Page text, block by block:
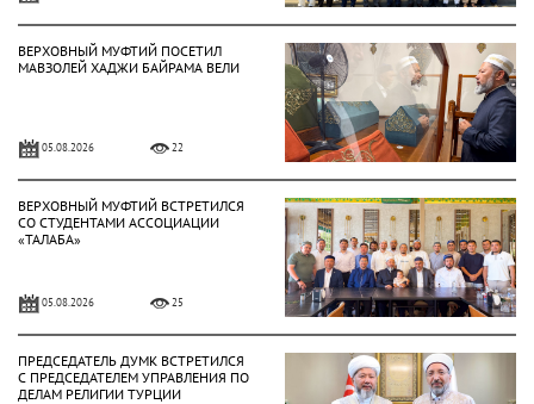
ВЕРХОВНЫЙ МУФТИЙ ПОСЕТИЛ
МАВЗОЛЕЙ ХАДЖИ БАЙРАМА ВЕЛИ
05.08.2026 22
ВЕРХОВНЫЙ МУФТИЙ ВСТРЕТИЛСЯ
СО СТУДЕНТАМИ АССОЦИАЦИИ
«ТАЛАБА»
05.08.2026 25
ПРЕДСЕДАТЕЛЬ ДУМК ВСТРЕТИЛСЯ
С ПРЕДСЕДАТЕЛЕМ УПРАВЛЕНИЯ ПО
ДЕЛАМ РЕЛИГИИ ТУРЦИИ